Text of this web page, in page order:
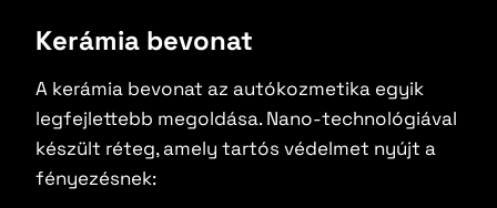
Kerámia bevonat
A kerámia bevonat az autókozmetika egyik
legfejlettebb megoldása. Nano-technológiával
készült réteg, amely tartós védelmet nyújt a
fényezésnek: